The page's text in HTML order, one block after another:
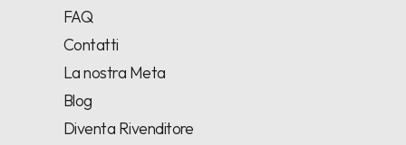
FAQ
Contatti
La nostra Meta
Blog
Diventa Rivenditore